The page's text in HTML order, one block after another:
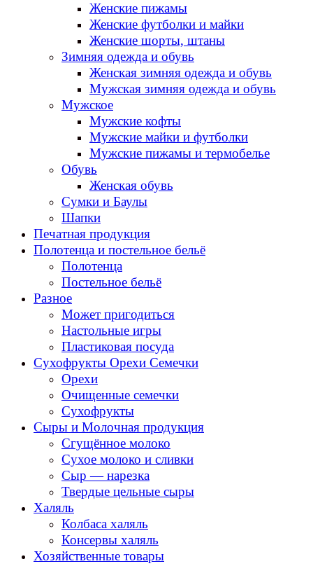
Женские пижамы
Женские футболки и майки
Женские шорты, штаны
Зимняя одежда и обувь
Женская зимняя одежда и обувь
Мужская зимняя одежда и обувь
Мужское
Мужские кофты
Мужские майки и футболки
Мужские пижамы и термобелье
Обувь
Женская обувь
Сумки и Баулы
Шапки
Печатная продукция
Полотенца и постельное бельё
Полотенца
Постельное бельё
Разное
Может пригодиться
Настольные игры
Пластиковая посуда
Сухофрукты Орехи Семечки
Орехи
Очищенные семечки
Сухофрукты
Сыры и Молочная продукция
Сгущённое молоко
Сухое молоко и сливки
Сыр — нарезка
Твердые цельные сыры
Халяль
Колбаса халяль
Консервы халяль
Хозяйственные товары